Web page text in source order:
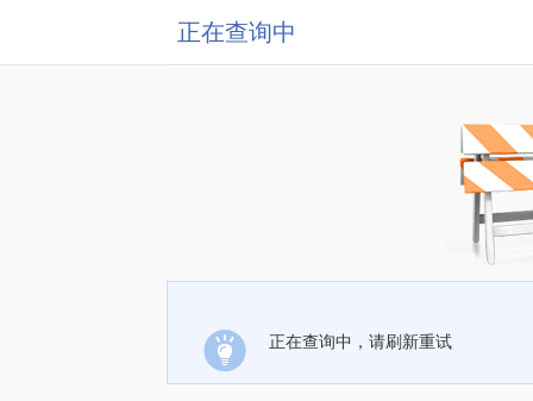
正在查询中
正在查询中，请刷新重试